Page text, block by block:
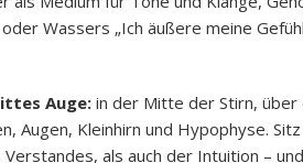
Wassers „Ich äußere meine
Auge:in der Mitte der Stirn, über
Augen, Kleinhirn und Hypophyse.
als auch der Intuition –